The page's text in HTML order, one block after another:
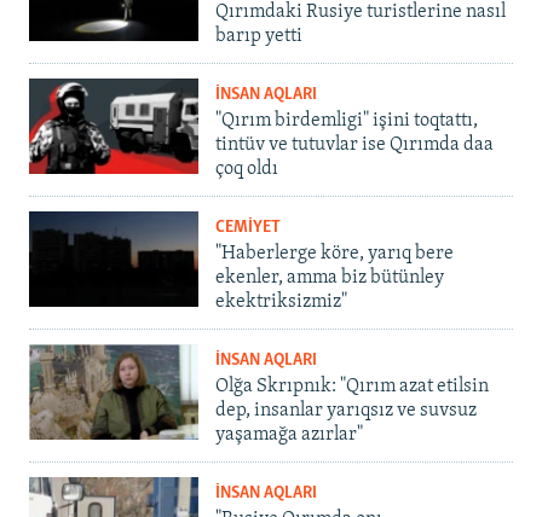
Qırımdaki Rusiye turistlerine nasıl
barıp yetti
İNSAN AQLARI
"Qırım birdemligi" işini toqtattı,
tintüv ve tutuvlar ise Qırımda daa
çoq oldı
CEMİYET
"Haberlerge köre, yarıq bere
ekenler, amma biz bütünley
ekektriksizmiz"
İNSAN AQLARI
Olğa Skrıpnık: "Qırım azat etilsin
dep, insanlar yarıqsız ve suvsuz
yaşamağa azırlar"
İNSAN AQLARI